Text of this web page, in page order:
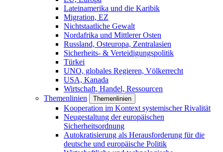
Lateinamerika und die Karibik
Migration, EZ
Nichtstaatliche Gewalt
Nordafrika und Mittlerer Osten
Russland, Osteuropa, Zentralasien
Sicherheits- & Verteidigungspolitik
Türkei
UNO, globales Regieren, Völkerrecht
USA, Kanada
Wirtschaft, Handel, Ressourcen
Themenlinien
Themenlinien
Kooperation im Kontext systemischer Rivalität
Neugestaltung der europäischen
Sicherheitsordnung
Autokratisierung als Herausforderung für die
deutsche und europäische Politik